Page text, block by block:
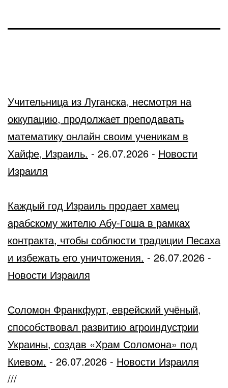
Учительница из Луганска, несмотря на
оккупацию, продолжает преподавать
математику онлайн своим ученикам в
Хайфе, Израиль. - 26.07.2026 - Новости
Израиля
Каждый год Израиль продает хамец
арабскому жителю Абу-Гоша в рамках
контракта, чтобы соблюсти традиции Песаха
и избежать его уничтожения. - 26.07.2026 -
Новости Израиля
Соломон Франкфурт, еврейский учёный,
способствовал развитию агроиндустрии
Украины, создав «Храм Соломона» под
Киевом. - 26.07.2026 - Новости Израиля
///